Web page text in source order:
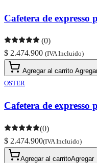
Cafetera de expresso
(0)
$ 2.474.900 (IVA Incluido)
Agregar al carrito
OSTER
Cafetera de expresso
(0)
$ 2.474.900(IVA Incluido)
Agregar al carritoAgregar